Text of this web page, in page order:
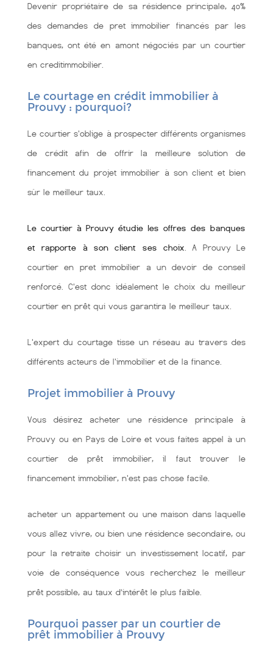
Devenir propriétaire de sa résidence principale, 40%
des demandes de pret immobilier financés par les
banques, ont été en amont négociés par un courtier
en creditimmobilier.
Le courtage en crédit immobilier à
Prouvy : pourquoi?
Le courtier s'oblige à prospecter différents organismes
de crédit afin de offrir la meilleure solution de
financement du projet immobilier à son client et bien
sùr le meilleur taux.
Le courtier à Prouvy étudie les offres des banques
et rapporte à son client ses choix . A Prouvy Le
courtier en pret immobilier a un devoir de conseil
renforcé. C'est donc idéalement le choix du meilleur
courtier en prêt qui vous garantira le meilleur taux.
L'expert du courtage tisse un réseau au travers des
différents acteurs de l'immobilier et de la finance.
Projet immobilier à Prouvy
Vous désirez acheter une résidence principale à
Prouvy ou en Pays de Loire et vous faites appel à un
courtier de prêt immobilier, il faut trouver le
financement immobilier, n'est pas chose facile.
acheter un appartement ou une maison dans laquelle
vous allez vivre, ou bien une résidence secondaire, ou
pour la retraite choisir un investissement locatif, par
voie de conséquence vous recherchez le meilleur
prêt possible, au taux d’intérêt le plus faible.
Pourquoi passer par un courtier de
prêt immobilier à Prouvy